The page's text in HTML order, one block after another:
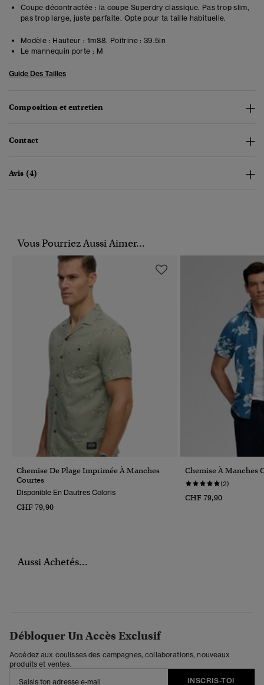
Coupe décontractée : la coupe Superdry classique. Pas trop slim,
pas trop large, juste parfaite. Opte pour ta taille habituelle.
Modèle : Hauteur : 1m88. Poitrine : 39.5in
Le mannequin porte : M
Guide Des Tailles
Composition et entretien
Contact
Avis (4)
Vous Pourriez Aussi Aimer...
Chemise De Plage Imprimée À Manches
Courtes
Disponible En Dautres Coloris
CHF 79,90
Chemise À Manches
(2)
CHF 79,90
Aussi Achetés...
Débloquer Un Accès Exclusif
Accédez aux coulisses des campagnes, collaborations, nouveaux
produits et ventes.
INSCRIS-TOI